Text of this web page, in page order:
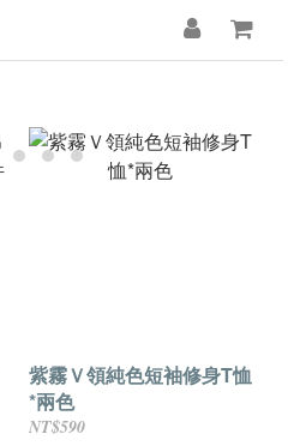
紫霧Ｖ領純色短袖修身T恤
*兩色
NT$590